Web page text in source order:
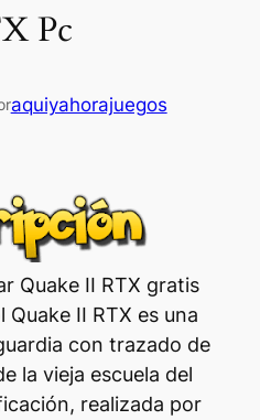
Pc
aquiyahorajuegos
Quake II RTX gratis
II RTX es una
con trazado de
la vieja escuela del
realizada por